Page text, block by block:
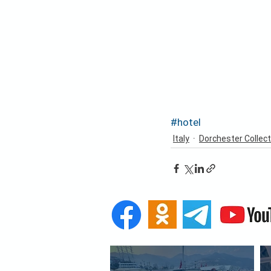
#hotel
Italy Dorchester